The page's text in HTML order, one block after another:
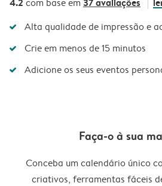
com base em
Alta qualidade de impressão e
Crie em menos de 15 minutos
Adicione os seus eventos
Faça-o à sua
Conceba um calendário único
criativos, ferramentas fáceis